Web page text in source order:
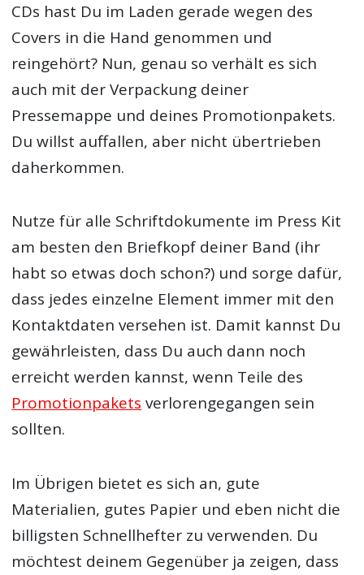
CDs hast Du im Laden gerade wegen des
Covers in die Hand genommen und
reingehört? Nun, genau so verhält es sich
auch mit der Verpackung deiner
Pressemappe und deines Promotionpakets.
Du willst auffallen, aber nicht übertrieben
daherkommen.
Nutze für alle Schriftdokumente im Press Kit
am besten den Briefkopf deiner Band (ihr
habt so etwas doch schon?) und sorge dafür,
dass jedes einzelne Element immer mit den
Kontaktdaten versehen ist. Damit kannst Du
gewährleisten, dass Du auch dann noch
erreicht werden kannst, wenn Teile des
Promotionpakets verlorengegangen sein
sollten.
Im Übrigen bietet es sich an, gute
Materialien, gutes Papier und eben nicht die
billigsten Schnellhefter zu verwenden. Du
möchtest deinem Gegenüber ja zeigen, dass